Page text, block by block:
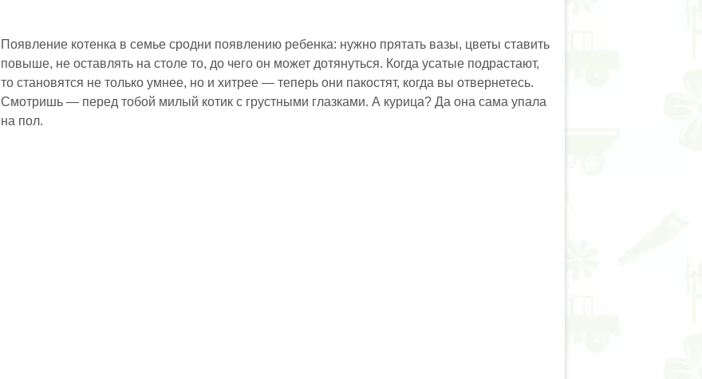
Появление котенка в семье сродни появлению ребенка: нужно прятать вазы, цветы ставить
повыше, не оставлять на столе то, до чего он может дотянуться. Когда усатые подрастают,
то становятся не только умнее, но и хитрее — теперь они пакостят, когда вы отвернетесь.
Смотришь — перед тобой милый котик с грустными глазками. А курица? Да она сама упала
на пол.